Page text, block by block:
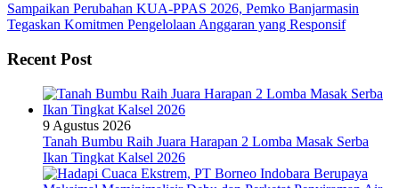
Sampaikan Perubahan KUA-PPAS 2026, Pemko Banjarmasin
Tegaskan Komitmen Pengelolaan Anggaran yang Responsif
Recent Post
9 Agustus 2026
Tanah Bumbu Raih Juara Harapan 2 Lomba Masak Serba
Ikan Tingkat Kalsel 2026